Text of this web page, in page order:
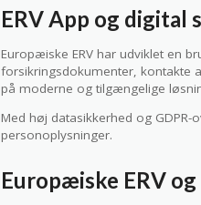
ERV App og digital
Europæiske ERV har udviklet en
forsikringsdokumenter, kontakte
på moderne og tilgængelige
Med høj datasikkerhed og
personoplysninger.
Europæiske ERV